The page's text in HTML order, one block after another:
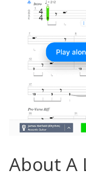
About A